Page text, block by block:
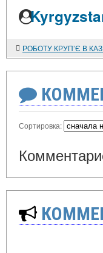
РОБОТУ КРУП’Є В
Сортировка: